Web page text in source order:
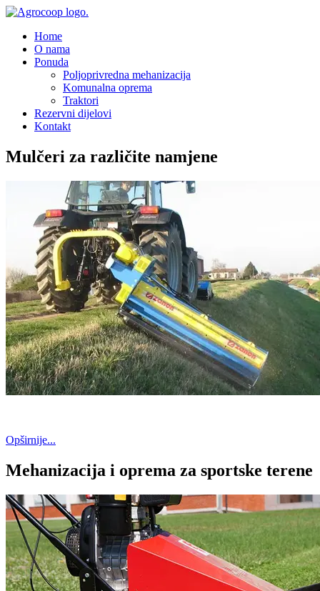
Home
O nama
Ponuda
Poljoprivredna mehanizacija
Komunalna oprema
Traktori
Rezervni dijelovi
Kontakt
Mulčeri za različite namjene
Opširnije...
Mehanizacija i oprema za sportske terene